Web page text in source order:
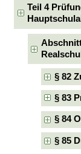
Teil 4
§ 82
§ 83
§ 84
§ 85